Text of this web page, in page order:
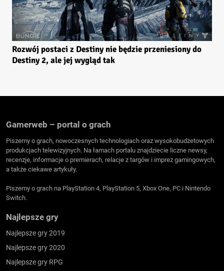
Rozwój postaci z Destiny nie będzie przeniesiony do
Destiny 2, ale jej wygląd tak
Gamerweb – portal o grach
Piszemy o grach, nowoczesnych technologiach oraz wysokobudżetowych
produkcjach telewizyjnych. Na łamach portalu znajdziecie liczne newsy,
recenzje, informacje o premierach, relacje z targów i imprez gamingowych,
a także ciekawe artykuły.
Piszemy o grach na PlayStation 4, PlayStation 5, Xbox One, PC i Nintendo
Switch.
Najlepsze gry
Najlepsze gry 2019
Najlepsze gry 2020
Najlepsze gry RPG